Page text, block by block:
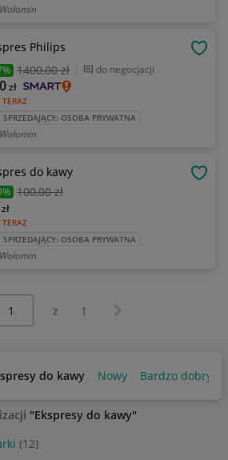
Wołomin
Philips
1400,00 zł do negocjacji
TERAZ
zł
SPRZEDAJĄCY: OSOBA PRYWATNA
Wołomin
do kawy
100,00 zł
TERAZ
zł
SPRZEDAJĄCY: OSOBA PRYWATNA
Wołomin
z 1 Następna strona
do kawy Nowy Bardzo dobry
"Ekspresy do kawy"
(12)